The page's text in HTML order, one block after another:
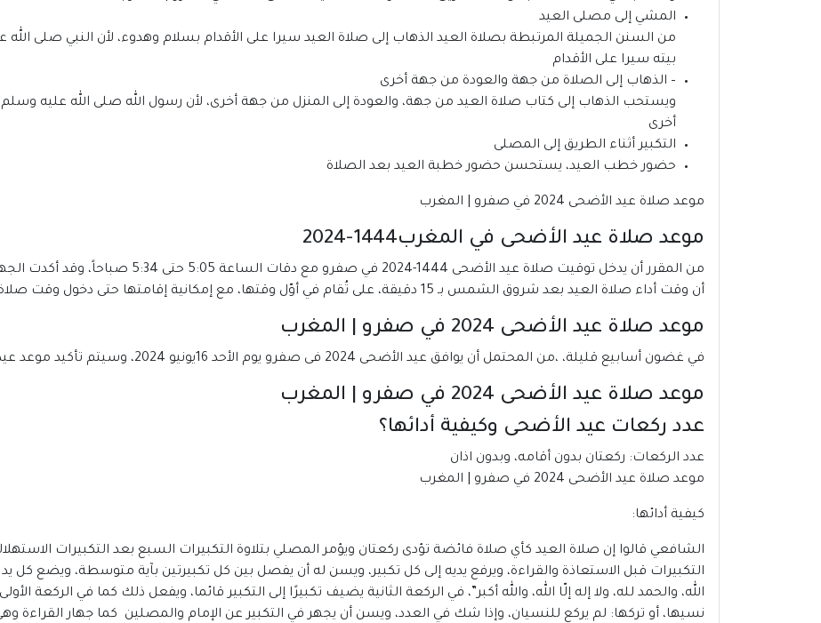
المشي إلى مصلى العيد
من السنن الجميلة المرتبطة بصلاة العيد الذهاب إلى صلاة العيد سيرا على الأقدام بسلام وهدوء، لأن النبي صلى
بيته سيرا على الأقدام
– الذهاب إلى الصلاة من جهة والعودة من جهة أخرى
ويستحب الذهاب إلى كتاب صلاة العيد من جهة، والعودة إلى المنزل من جهة أخرى، لأن رسول الله صلى الله عليه
أخرى
التكبير أثناء الطريق إلى المصلى
حضور خطب العيد، يستحسن حضور خطبة العيد بعد الصلاة
موعد صلاة عيد الأضحى 2024 في صفرو | المغرب
موعد صلاة عيد الأضحى في المغرب1444-2024
من المقرر أن يدخل توقيت صلاة عيد الأضحى 1444-
أن وقت أداء صلاة العيد بعد شروق الشمس بـ 15 دقيقة، على تُقام في أوّل وقتها، مع إمكانية إقامتها حتى دخول وقت صلاة الظهر.
موعد صلاة عيد الأضحى 2024 في صفرو | المغرب
في غضون أسابيع قليلة، ،من المحتمل أن يوافق عيد الأضحى 2024 فى صفرو يوم الأحد 16يونيو 2024، وسيتم تأكيد موعد عيد الأضحى 2024 فى المغرب.
موعد صلاة عيد الأضحى 2024 في صفرو | المغرب
عدد ركعات عيد الأضحى وكيفية أدائها؟
عدد الركعات: ركعتان بدون أقامه، وبدون اذان
موعد صلاة عيد الأضحى 2024 في صفرو | المغرب
كيفية أدائها:
الشافعي قالوا إن صلاة العيد كأي صلاة فائضة تؤدى ركعتان ويؤمر المصلي بتلاوة التكبيرات السبع بعد التكبيرات
التكبيرات قبل الاستعاذة والقراءة، ويرفع يديه إلى كل تكبير، ويسن له أن يفصل بين كل تكبيرتين بآية متوسطة، ويضع كل
الله، والحمد لله، ولا إله إلّا الله، والله أكبر”، في الركعة الثانية يضيف تكبيرًا إلى التكبير قائما، ويفعل ذلك كما في الركعة
نسيها، أو تركها: لم يركع للنسيان، وإذا شك في العدد، ويسن أن يجهر في التكبير عن الإمام والمصلين كما جهار القراءة